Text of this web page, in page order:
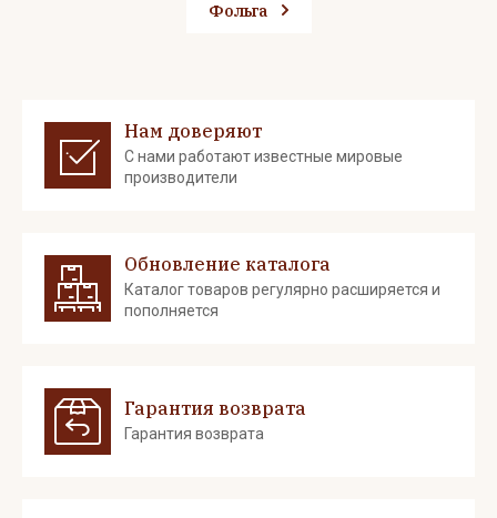
Фольга
Нам доверяют
С нами работают известные мировые
производители
Обновление каталога
Каталог товаров регулярно расширяется и
пополняется
Гарантия возврата
Гарантия возврата